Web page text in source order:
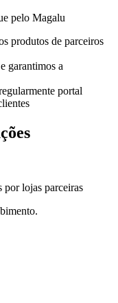
pelo Magalu
produtos de parceiros
garantimos a
portal
por lojas parceiras